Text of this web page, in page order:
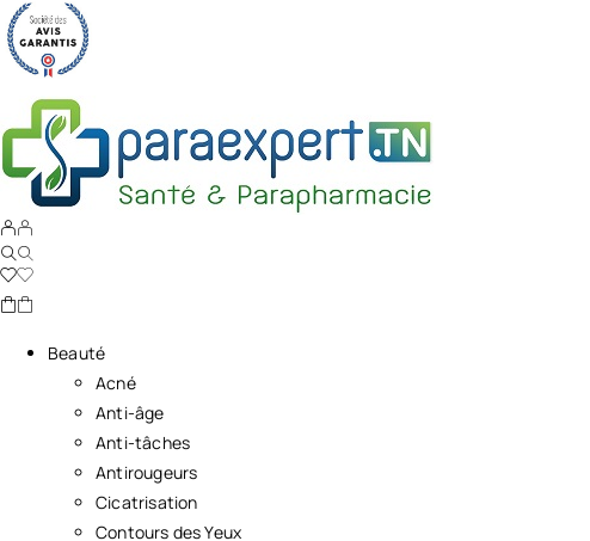
Beauté
Acné
Anti-âge
Anti-tâches
Antirougeurs
Cicatrisation
Contours des Yeux